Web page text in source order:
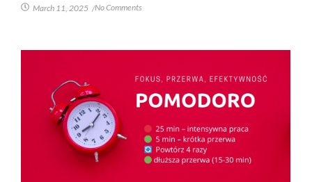
March 11, 2025 /No Comments